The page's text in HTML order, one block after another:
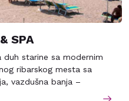
SPA
starine sa modernim
ribarskog mesta sa
vazdušna banja –
minutna šetnja kroz